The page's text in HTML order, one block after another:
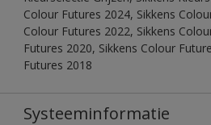
Colour Futures 2024, Sikkens
Colour Futures 2022, Sikkens
Futures 2020, Sikkens Colour
Futures 2018
Systeeminformatie